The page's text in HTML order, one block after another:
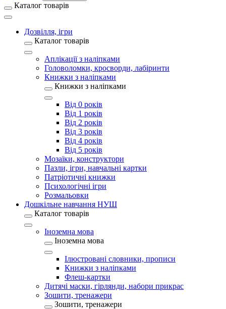
Каталог товарів
Дозвілля, ігри
Каталог товарів
Аплікації з наліпками
Головоломки, кросворди, лабіринти
Книжки з наліпками
Книжки з наліпками
Від 0 років
Від 1 років
Від 2 років
Від 3 років
Від 4 років
Від 5 років
Мозаїки, конструктори
Пазли, ігри, навчальні картки
Патріотичні книжки
Психологічні ігри
Розмальовки
Дошкільне навчання НУШ
Каталог товарів
Іноземна мова
Іноземна мова
Ілюстровані словники, прописи
Книжки з наліпками
Флеш-картки
Дитячі маски, гірлянди, набори прикрас
Зошити, тренажери
Зошити, тренажери